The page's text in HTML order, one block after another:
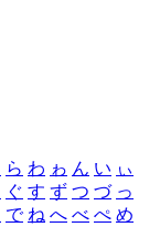
ら わ ゎ ん い ぃ
ぐ す ず つ づ っ
で ね へ べ ぺ め